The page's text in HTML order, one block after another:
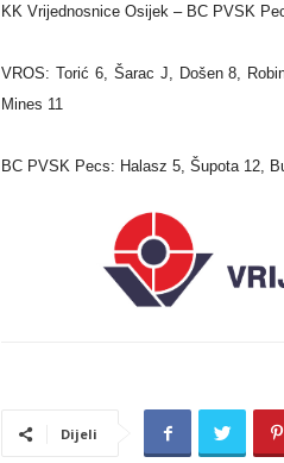
KK Vrijednosnice Osijek – BC PVSK
VROS: Torić 6, Šarac J, Došen 8,
Mines 11
BC PVSK Pecs: Halasz 5, Šupota 12,
Dijeli